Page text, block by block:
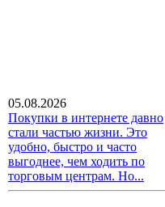
05.08.2026
Покупки в интернете давно
стали частью жизни. Это
удобно, быстро и часто
выгоднее, чем ходить по
торговым центрам. Но...